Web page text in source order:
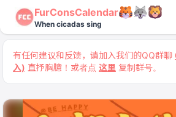
FurConsCalendar
When cicadas sing
有任何建议和反馈，请加入我们的QQ群聊
入) 直抒胸臆！或者点 这里 复制群号。